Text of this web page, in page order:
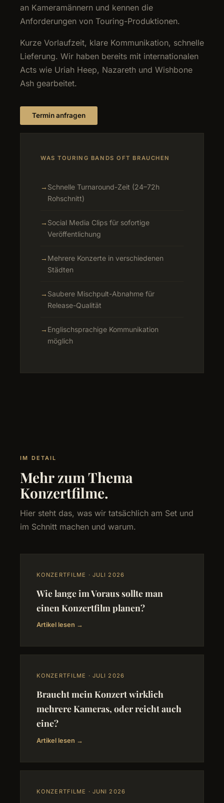
an Kameramännern und kennen die
Anforderungen von Touring-Produktionen.
Kurze Vorlaufzeit, klare Kommunikation, schnelle
Lieferung. Wir haben bereits mit internationalen
Acts wie Uriah Heep, Nazareth und Wishbone
Ash gearbeitet.
Termin anfragen
WAS TOURING BANDS OFT BRAUCHEN
→ Schnelle Turnaround-Zeit (24–72h
Rohschnitt)
→ Social Media Clips für sofortige
Veröffentlichung
→ Mehrere Konzerte in verschiedenen
Städten
→ Saubere Mischpult-Abnahme für
Release-Qualität
→ Englischsprachige Kommunikation
möglich
IM DETAIL
Mehr zum Thema
Konzertfilme.
Hier steht das, was wir tatsächlich am Set und
im Schnitt machen und warum.
KONZERTFILME · JULI 2026
Wie lange im Voraus sollte man
einen Konzertfilm planen?
Artikel lesen →
KONZERTFILME · JULI 2026
Braucht mein Konzert wirklich
mehrere Kameras, oder reicht auch
eine?
Artikel lesen →
KONZERTFILME · JUNI 2026